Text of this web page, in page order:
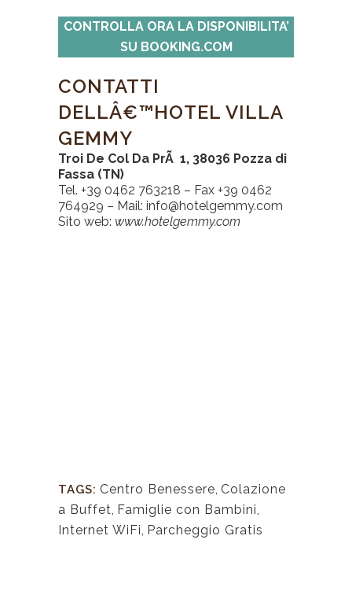
CONTROLLA ORA LA DISPONIBILITA’
SU BOOKING.COM
CONTATTI
DELLÂ€™HOTEL VILLA
GEMMY
Troi De Col Da PrÃ 1, 38036 Pozza di
Fassa (TN)
Tel. +39 0462 763218 – Fax +39 0462
764929 – Mail: info@hotelgemmy.com
Sito web: www.hotelgemmy.com
TAGS: Centro Benessere, Colazione
a Buffet, Famiglie con Bambini,
Internet WiFi, Parcheggio Gratis